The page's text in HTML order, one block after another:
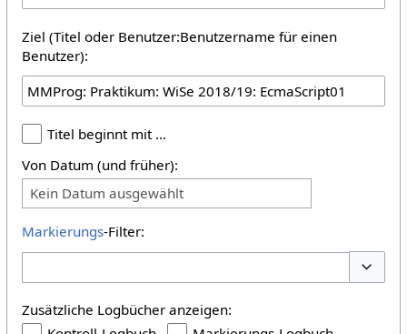
Ziel (Titel oder Benutzer:Benutzername für einen
Benutzer):
Titel beginnt mit …
Von Datum (und früher):
Kein Datum ausgewählt
Markierungs-Filter:
Zusätzliche Logbücher anzeigen: